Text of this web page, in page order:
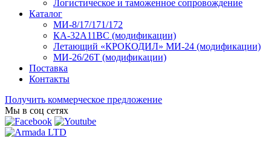
Логистическое и таможенное сопровождение
Каталог
МИ-8/17/171/172
КА-32А11ВС (модификации)
Летающий «КРОКОДИЛ» МИ-24 (модификации)
МИ-26/26Т (модификации)
Поставка
Контакты
Получить коммерческое предложение
Мы в соц сетях